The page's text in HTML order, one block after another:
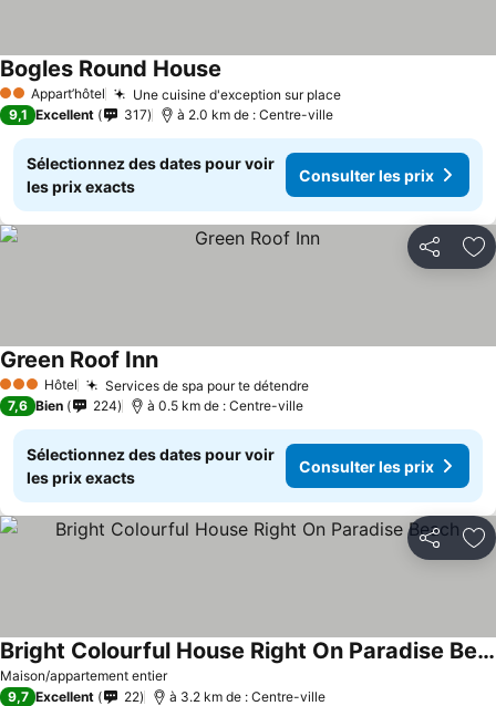
2 ÉtoilesAppart’hôtel Une cuisine d'exception sur placeConsulter les prix
Bogles Round House
9,1 Excellent 317 à 2.0 km de : Centre-ville
Sélectionnez des dates pour voir
les prix exacts
Consulter les prix
Partager
3 ÉtoilesHôtel Services de spa pour te détendreConsulter les prix
Green Roof InnConsulter les prix
7,6 Bien 224 à 0.5 km de : Centre-ville
Sélectionnez des dates pour voir
les prix exacts
Consulter les prix
Partager
Maison/appartement entier
Bright Colourful House Right On Paradise Beach
Consulter les prix
9,7 Excellent 22 à 3.2 km de : Centre-ville